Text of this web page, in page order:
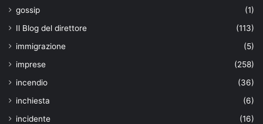
gossip
(1)
Il Blog del direttore
(113)
immigrazione
(5)
imprese
(258)
incendio
(36)
inchiesta
(6)
incidente
(16)